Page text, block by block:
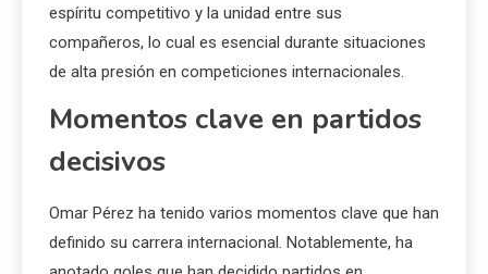
espíritu competitivo y la unidad entre sus
compañeros, lo cual es esencial durante situaciones
de alta presión en competiciones internacionales.
Momentos clave en partidos
decisivos
Omar Pérez ha tenido varios momentos clave que han
definido su carrera internacional. Notablemente, ha